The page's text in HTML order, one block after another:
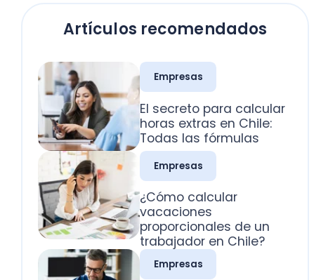
Empresas
horas extras en Chile:
Todas las fórmulas
Empresas
¿Cómo calcular
vacaciones
proporcionales de un
trabajador en Chile?
Empresas
¿Cuál es el plazo para
pagar remuneraciones
Empresas